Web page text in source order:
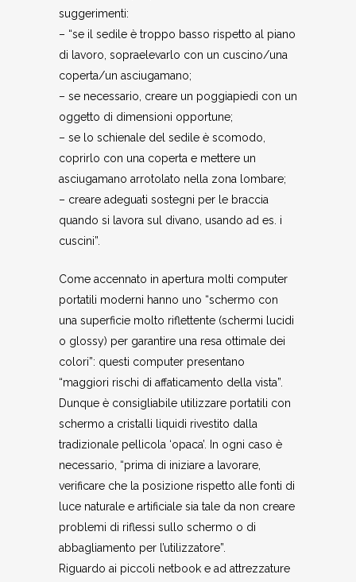
suggerimenti:
– “se il sedile è troppo basso rispetto al piano
di lavoro, sopraelevarlo con un cuscino/una
coperta/un asciugamano;
– se necessario, creare un poggiapiedi con un
oggetto di dimensioni opportune;
– se lo schienale del sedile è scomodo,
coprirlo con una coperta e mettere un
asciugamano arrotolato nella zona lombare;
– creare adeguati sostegni per le braccia
quando si lavora sul divano, usando ad es. i
cuscini”.
Come accennato in apertura molti computer
portatili moderni hanno uno “schermo con
una superficie molto riflettente (schermi lucidi
o glossy) per garantire una resa ottimale dei
colori”: questi computer presentano
“maggiori rischi di affaticamento della vista”.
Dunque è consigliabile utilizzare portatili con
schermo a cristalli liquidi rivestito dalla
tradizionale pellicola ‘opaca’. In ogni caso è
necessario, “prima di iniziare a lavorare,
verificare che la posizione rispetto alle fonti di
luce naturale e artificiale sia tale da non creare
problemi di riflessi sullo schermo o di
abbagliamento per l’utilizzatore”.
Riguardo ai piccoli netbook e ad attrezzature